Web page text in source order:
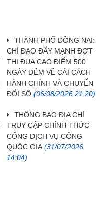
THÀNH PHỐ ĐỒNG NAI:
CHỈ ĐẠO ĐẨY MẠNH ĐỢT
THI ĐUA CAO ĐIỂM 500
NGÀY ĐÊM VỀ CẢI CÁCH
HÀNH CHÍNH VÀ CHUYỂN
ĐỔI SỐ (06/08/2026 21:20)
THÔNG BÁO ĐỊA CHỈ
TRUY CẬP CHÍNH THỨC
CỔNG DỊCH VỤ CÔNG
QUỐC GIA (31/07/2026
14:04)